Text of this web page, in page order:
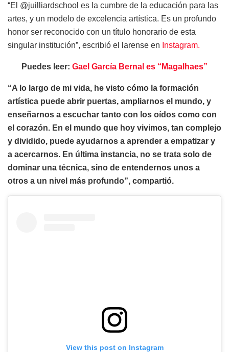
“El @juilliardschool es la cumbre de la educación para las
artes, y un modelo de excelencia artística. Es un profundo
honor ser reconocido con un título honorario de esta
singular institución”, escribió el larense en Instagram.
Puedes leer: Gael García Bernal es “Magalhaes”
“A lo largo de mi vida, he visto cómo la formación
artística puede abrir puertas, ampliarnos el mundo, y
enseñarnos a escuchar tanto con los oídos como con
el corazón. En el mundo que hoy vivimos, tan complejo
y dividido, puede ayudarnos a aprender a empatizar y
a acercarnos. En última instancia, no se trata solo de
dominar una técnica, sino de entendernos unos a
otros a un nivel más profundo”, compartió.
View this post on Instagram